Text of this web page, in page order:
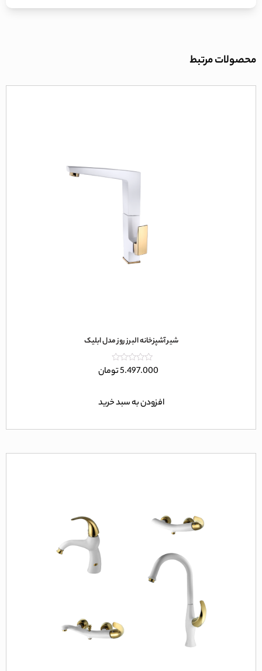
محصولات مرتبط
شیر آشپزخانه البرز روز مدل ابلیک
امتیاز
5.497.000تومان
افزودن به سبد خرید